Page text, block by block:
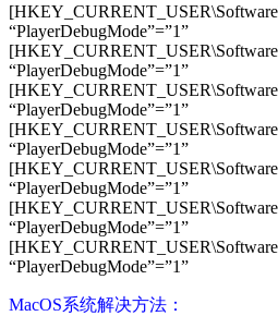
“PlayerDebugMode”=”1”
“PlayerDebugMode”=”1”
“PlayerDebugMode”=”1”
“PlayerDebugMode”=”1”
“PlayerDebugMode”=”1”
“PlayerDebugMode”=”1”
“PlayerDebugMode”=”1”
MacOS系统解决方法：